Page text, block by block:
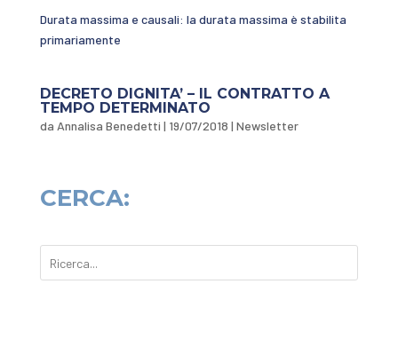
Durata massima e causali: la durata massima è stabilita
primariamente
DECRETO DIGNITA’ – IL CONTRATTO A
TEMPO DETERMINATO
da Annalisa Benedetti | 19/07/2018 | Newsletter
CERCA: